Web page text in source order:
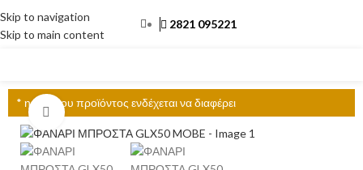
Skip to navigation
Skip to main content
2821 095221
* η τιμή του προϊόντος ενδέχεται να διαφέρει
Click to enlarge